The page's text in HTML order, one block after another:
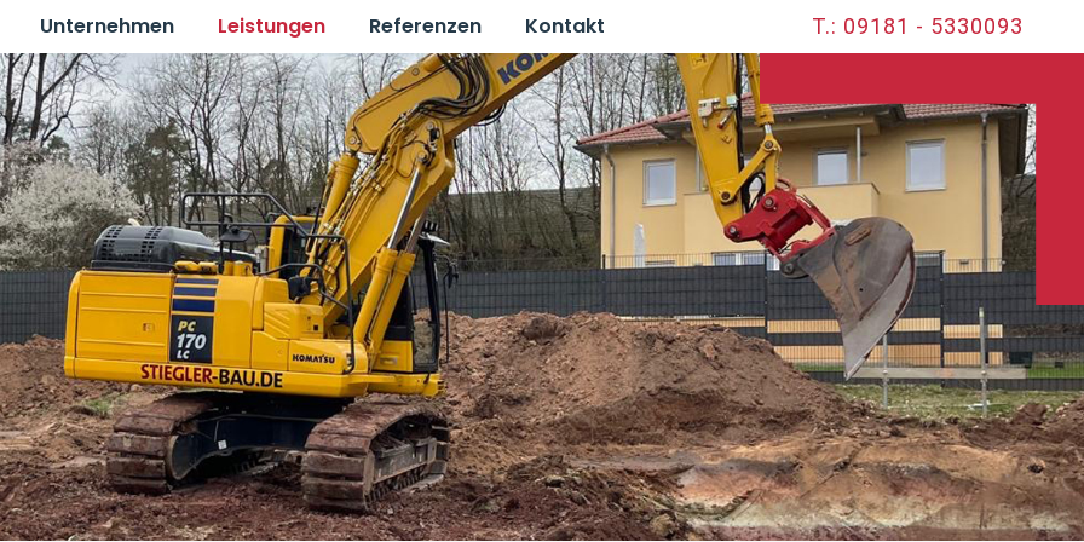
Unternehmen Leistungen Referenzen Kontakt T.: 09181 - 5330093